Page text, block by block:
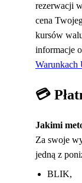
rezerwacji
cena
kursów
informacje
💳
Jakimi
Za swoje
jedną z
BLIK,